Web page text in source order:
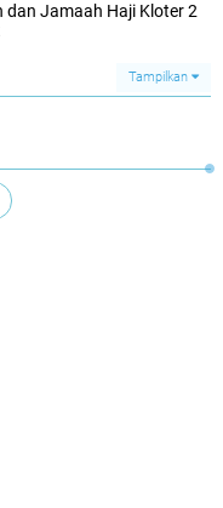
dan Jamaah Haji Kloter 2
Tampilkan